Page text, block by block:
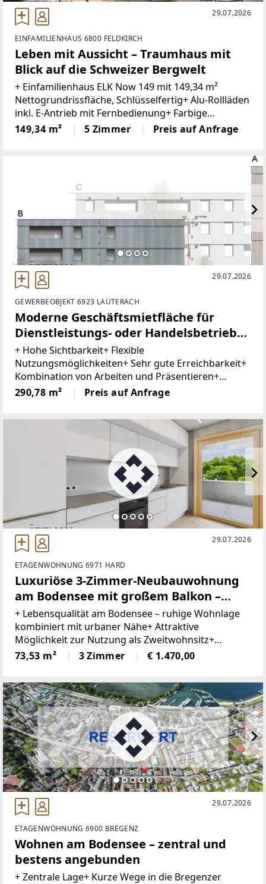
29.07.2026
EINFAMILIENHAUS 6800 FELDKIRCH
Leben mit Aussicht – Traumhaus mit
Blick auf die Schweizer Bergwelt
+ Einfamilienhaus ELK Now 149 mit 149,34 m²
Nettogrundrissfläche, Schlüsselfertig+ Alu-Rollläden
inkl. E-Antrieb mit Fernbedienung+ Farbige
Kunststoff-Alu-Fenster mit 3-fach Verglasung+
Moderne Eichentreppe+ 2-Farbige Putzfassade+
149,34 m² 5 Zimmer Preis auf Anfrage
29.07.2026
GEWERBEOBJEKT 6923 LAUTERACH
Moderne Geschäftsmietfläche für
Dienstleistungs- oder Handelsbetriebe
in bester, hoch frequentierter Lage von
Lauterach
+ Hohe Sichtbarkeit+ Flexible
Nutzungsmöglichkeiten+ Sehr gute Erreichbarkeit+
Kombination von Arbeiten und Präsentieren+
Barrierefrei+ Ausreichend Besucherparkplätze+
Tiefgaragenstellplatz optionalIn hoch frequentierter
290,78 m² Preis auf Anfrage
29.07.2026
ETAGENWOHNUNG 6971 HARD
Luxuriöse 3-Zimmer-Neubauwohnung
am Bodensee mit großem Balkon –
ideal als Haupt- oder Zweitwohnsitz
+ Lebensqualität am Bodensee – ruhige Wohnlage
kombiniert mit urbaner Nähe+ Attraktive
Möglichkeit zur Nutzung als Zweitwohnsitz+
Zahlreiche Radwege, Sportangebote, Vereine und
Naherholungsgebiete in der Umgebung+ Bodensee
73,53 m² 3 Zimmer € 1.470,00
29.07.2026
ETAGENWOHNUNG 6900 BREGENZ
Wohnen am Bodensee – zentral und
bestens angebunden
+ Zentrale Lage+ Kurze Wege in die Bregenzer